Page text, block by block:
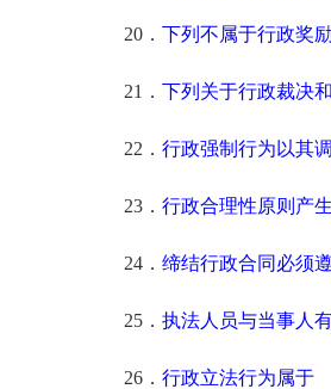
20． 下列不属于行政奖
21． 下列关于行政裁决
22． 行政强制行为以其
23． 行政合理性原则产
24． 缔结行政合同必须
25． 执法人员与当事人
26． 行政立法行为属于